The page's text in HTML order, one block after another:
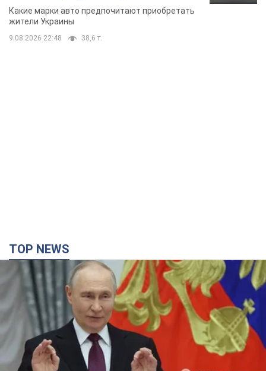
Какие марки авто предпочитают приобретать
жители Украины
9.08.2026 22:48 38,6 т.
TOP NEWS